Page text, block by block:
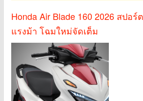
Honda Air Blade 160 2026 สปอร์
แรงม้า โฉมใหม่จัดเต็ม